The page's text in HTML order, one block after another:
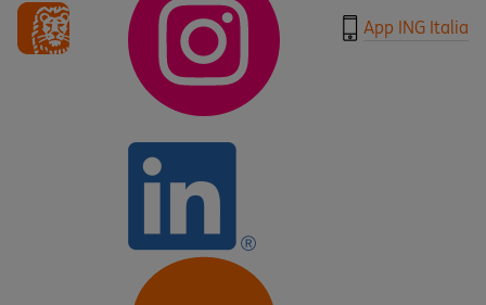
App ING Italia